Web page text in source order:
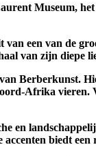
Museum,
een van de
van zijn diepe
Berberkunst.
Afrika vieren.
en
biedt